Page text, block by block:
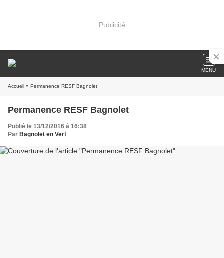
Publicité
MENU
Accueil » Permanence RESF Bagnolet
Permanence RESF Bagnolet
Publié le 13/12/2016 à 16:38
Par Bagnolet en Vert